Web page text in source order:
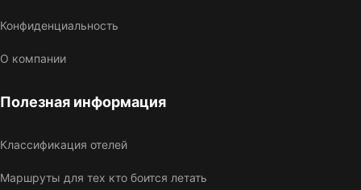
Конфиденциальность
О компании
Полезная информация
Классификация отелей
Маршруты для тех кто боится летать